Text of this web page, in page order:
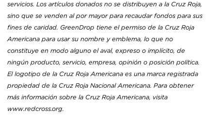
servicios. Los artículos donados no se distribuyen a la Cruz Roja,
sino que se venden al por mayor para recaudar fondos para sus
fines de caridad. GreenDrop tiene el permiso de la Cruz Roja
Americana para usar su nombre y emblema, lo que no
constituye en modo alguno el aval, expreso o implícito, de
ningún producto, servicio, empresa, opinión o posición política.
El logotipo de la Cruz Roja Americana es una marca registrada
propiedad de la Cruz Roja Nacional Americana. Para obtener
más información sobre la Cruz Roja Americana, visita
www.redcross.org.